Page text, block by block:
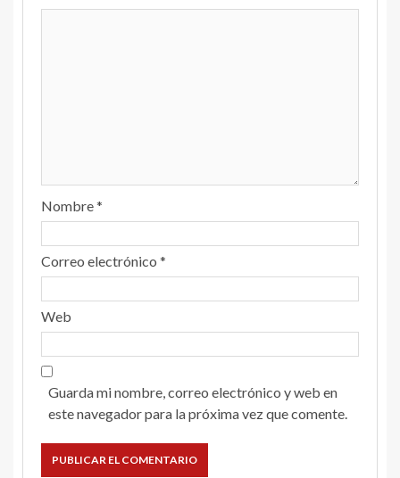
Nombre*
Correo electrónico *
Web
Guarda mi nombre, correo electrónico y web en
este navegador para la próxima vez que comente.